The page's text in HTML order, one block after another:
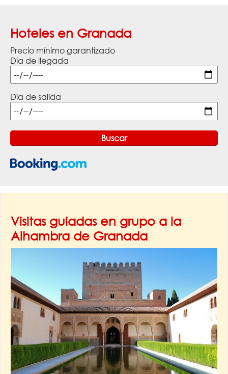
Hoteles en Granada
Precio mínimo garantizado
Día de llegada
Día de salida
Visitas guiadas en grupo a la
Alhambra de Granada